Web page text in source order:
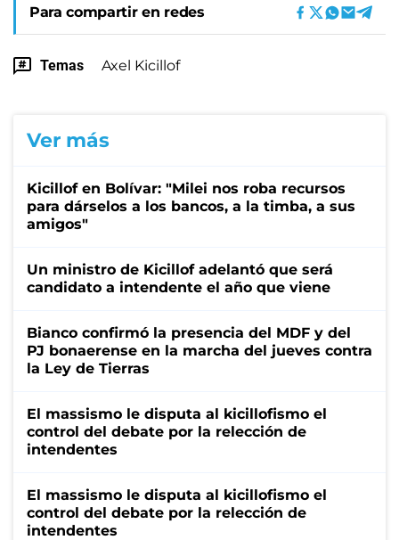
Para compartir en redes
Temas Axel Kicillof
Ver más
Kicillof en Bolívar: "Milei nos roba recursos
para dárselos a los bancos, a la timba, a sus
amigos"
Un ministro de Kicillof adelantó que será
candidato a intendente el año que viene
Bianco confirmó la presencia del MDF y del
PJ bonaerense en la marcha del jueves contra
la Ley de Tierras
El massismo le disputa al kicillofismo el
control del debate por la relección de
intendentes
El massismo le disputa al kicillofismo el
control del debate por la relección de
intendentes